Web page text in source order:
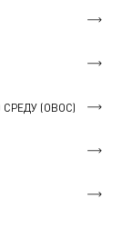
(ОВОС)